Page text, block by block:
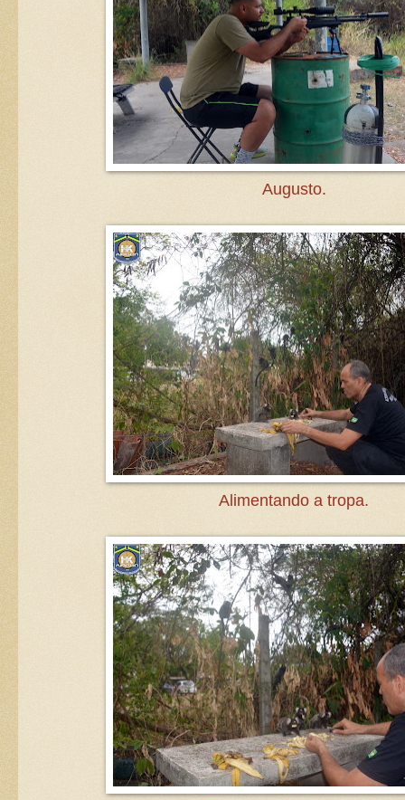
Augusto.
Alimentando a tropa.